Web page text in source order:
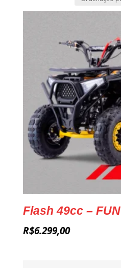
Flash 49cc – FUN
R$6.299,00